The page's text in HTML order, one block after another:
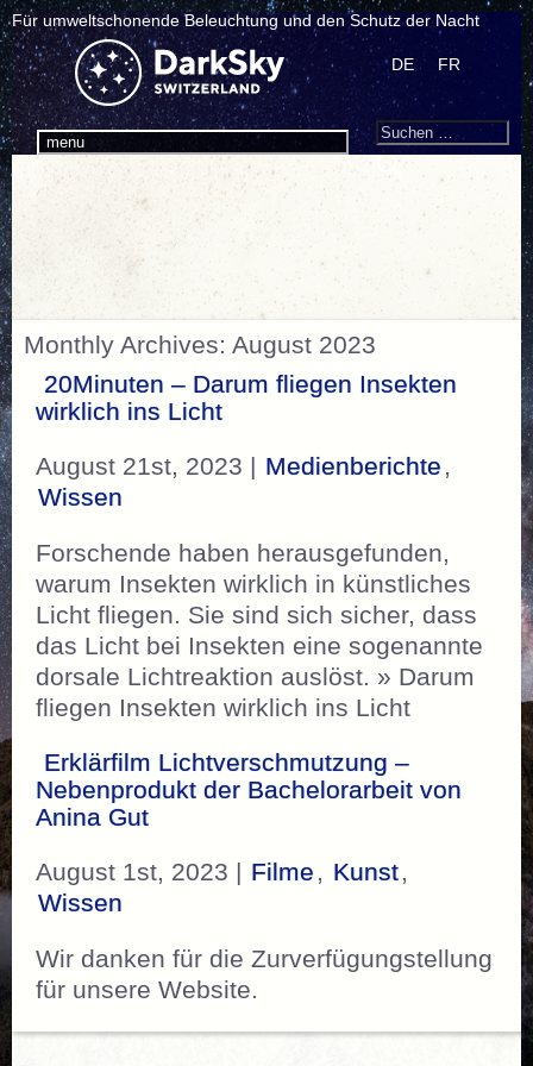
Für umweltschonende Beleuchtung und den Schutz der Nacht
menu
DE FR
Search
Suchen
Monthly Archives: August 2023
20Minuten – Darum fliegen Insekten
wirklich ins Licht
August 21st, 2023 | Medienberichte ,
Wissen
Forschende haben herausgefunden,
warum Insekten wirklich in künstliches
Licht fliegen. Sie sind sich sicher, dass
das Licht bei Insekten eine sogenannte
dorsale Lichtreaktion auslöst. » Darum
fliegen Insekten wirklich ins Licht
Erklärfilm Lichtverschmutzung –
Nebenprodukt der Bachelorarbeit von
Anina Gut
August 1st, 2023 | Filme , Kunst,
Wissen
Wir danken für die Zurverfügungstellung
für unsere Website.